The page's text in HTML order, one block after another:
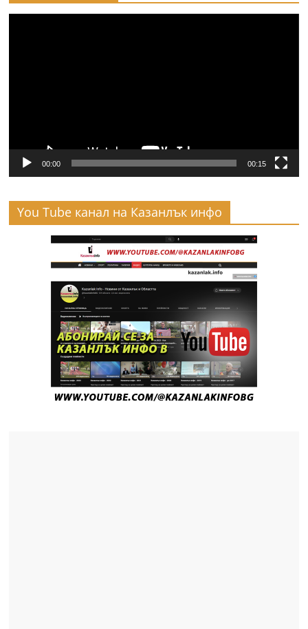
00:00 00:15
You Tube канал на Казанлък инфо